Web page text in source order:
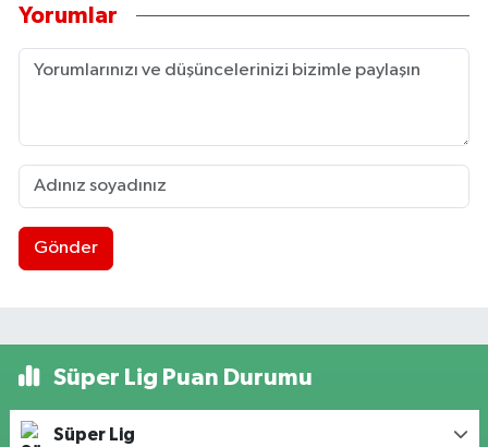
Yorumlar
Gönder
Süper Lig Puan Durumu
Süper Lig